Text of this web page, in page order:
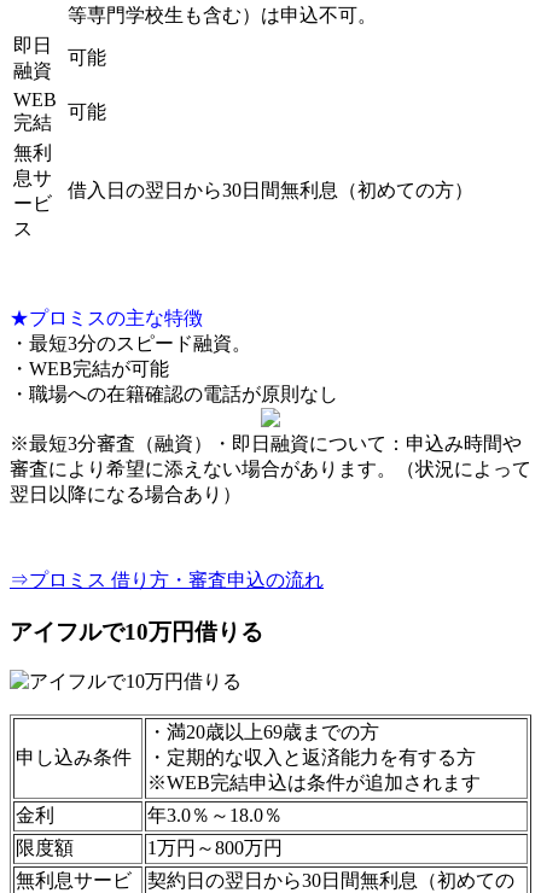
等専門学校生も含む）は申込不可。
即日
融資
可能
WEB
完結
可能
無利
息サ
ービ
ス
借入日の翌日から30日間無利息（初めての方）
★プロミスの主な特徴
・最短3分のスピード融資。
・WEB完結が可能
・職場への在籍確認の電話が原則なし
※最短3分審査（融資）・即日融資について：申込み時間や
審査により希望に添えない場合があります。（状況によって
翌日以降になる場合あり）
⇒プロミス 借り方・審査申込の流れ
アイフルで10万円借りる
申し込み条件
・満20歳以上69歳までの方
・定期的な収入と返済能力を有する方
※WEB完結申込は条件が追加されます
金利
年3.0％～18.0％
限度額
1万円～800万円
無利息サービ
契約日の翌日から30日間無利息（初めての